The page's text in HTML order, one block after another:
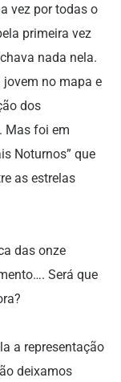
vez por todas o
primeira vez
nada nela.
jovem no mapa e
dos
Mas foi em
Noturnos” que
as estrelas
das onze
Será que
a representação
deixamos